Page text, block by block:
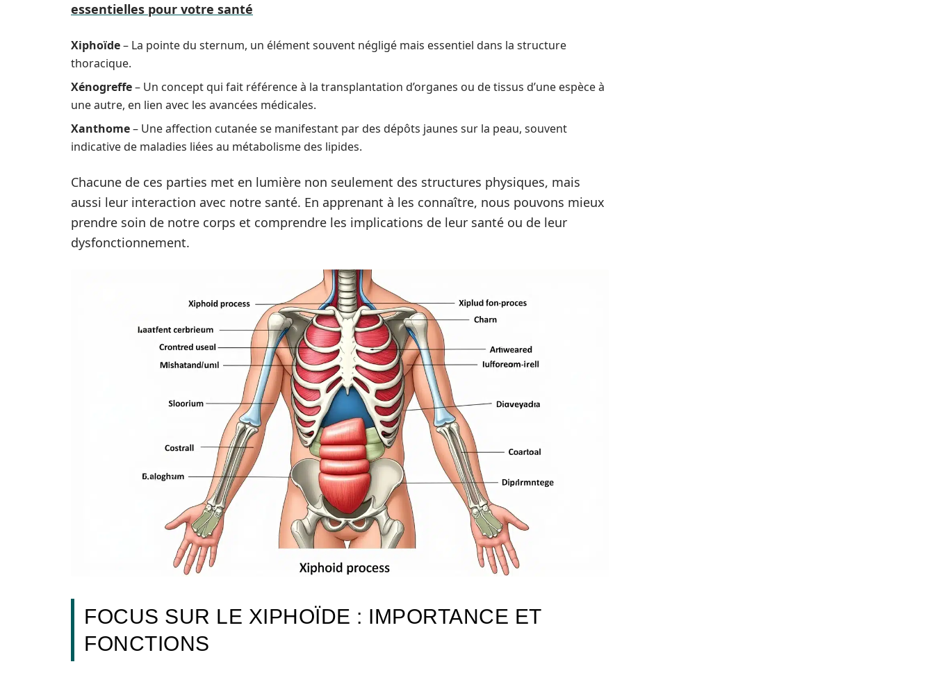
essentielles pour votre santé
Xiphoïde– La pointe du sternum, un élément souvent négligé mais essentiel dans la structure
thoracique.
Xénogreffe– Un concept qui fait référence à la transplantation d’organes ou de tissus d’une espèce à
une autre, en lien avec les avancées médicales.
Xanthome– Une affection cutanée se manifestant par des dépôts jaunes sur la peau, souvent
indicative de maladies liées au métabolisme des lipides.
Chacune de ces parties met en lumière non seulement des structures physiques, mais
aussi leur interaction avec notre santé. En apprenant à les connaître, nous pouvons mieux
prendre soin de notre corps et comprendre les implications de leur santé ou de leur
dysfonctionnement.
FOCUS SUR LE XIPHOÏDE : IMPORTANCE ET
FONCTIONS